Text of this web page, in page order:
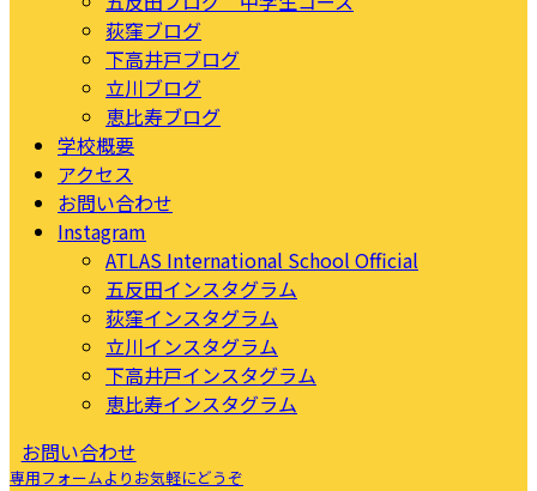
荻窪ブログ
下高井戸ブログ
立川ブログ
恵比寿ブログ
学校概要
アクセス
お問い合わせ
Instagram
ATLAS International School Official
五反田インスタグラム
荻窪インスタグラム
立川インスタグラム
下高井戸インスタグラム
恵比寿インスタグラム
お問い合わせ
専用フォームよりお気軽にどうぞ